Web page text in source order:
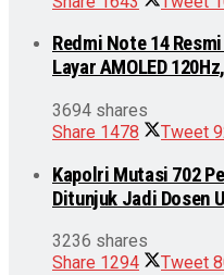
Redmi Note 14
Layar AMOLED
3694 shares
Share 1478 Tweet
Kapolri Mutasi 702
Ditunjuk Jadi Dosen
3236 shares
Share 1294 Tweet